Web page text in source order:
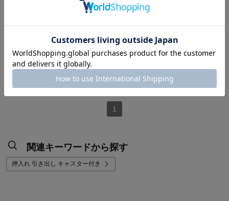
「いいことの素」貼るだけズレ
ない ダニ捕りシート＜5枚入＞
：ワンパターン
¥1,690（税込）
素」天然精油の防虫剤 ：ワンパ
ターン
いいことの素
1
関連キーワードから探す
押入れ 引き出し キャスター付き